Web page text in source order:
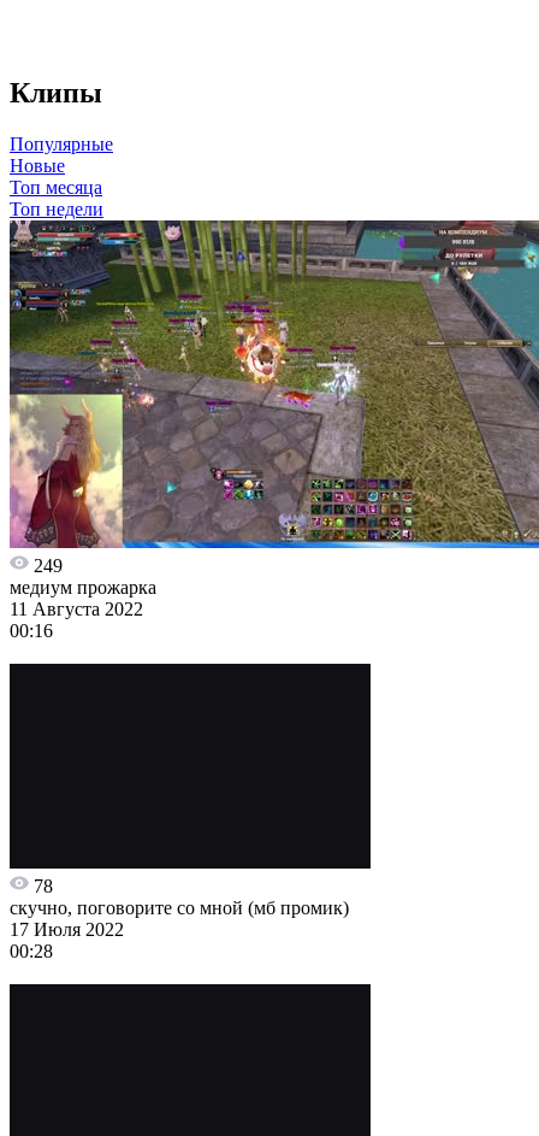
Клипы
Популярные
Новые
Топ месяца
Топ недели
249
медиум прожарка
11 Августа 2022
00:16
78
скучно, поговорите со мной (мб промик)
17 Июля 2022
00:28